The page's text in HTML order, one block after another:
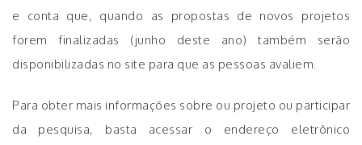
e conta que, quando as propostas de novos projetos
forem finalizadas (junho deste ano) também serão
disponibilizadas no site para que as pessoas avaliem.
Para obter mais informações sobre ou projeto ou participar
da pesquisa, basta acessar o endereço eletrônico